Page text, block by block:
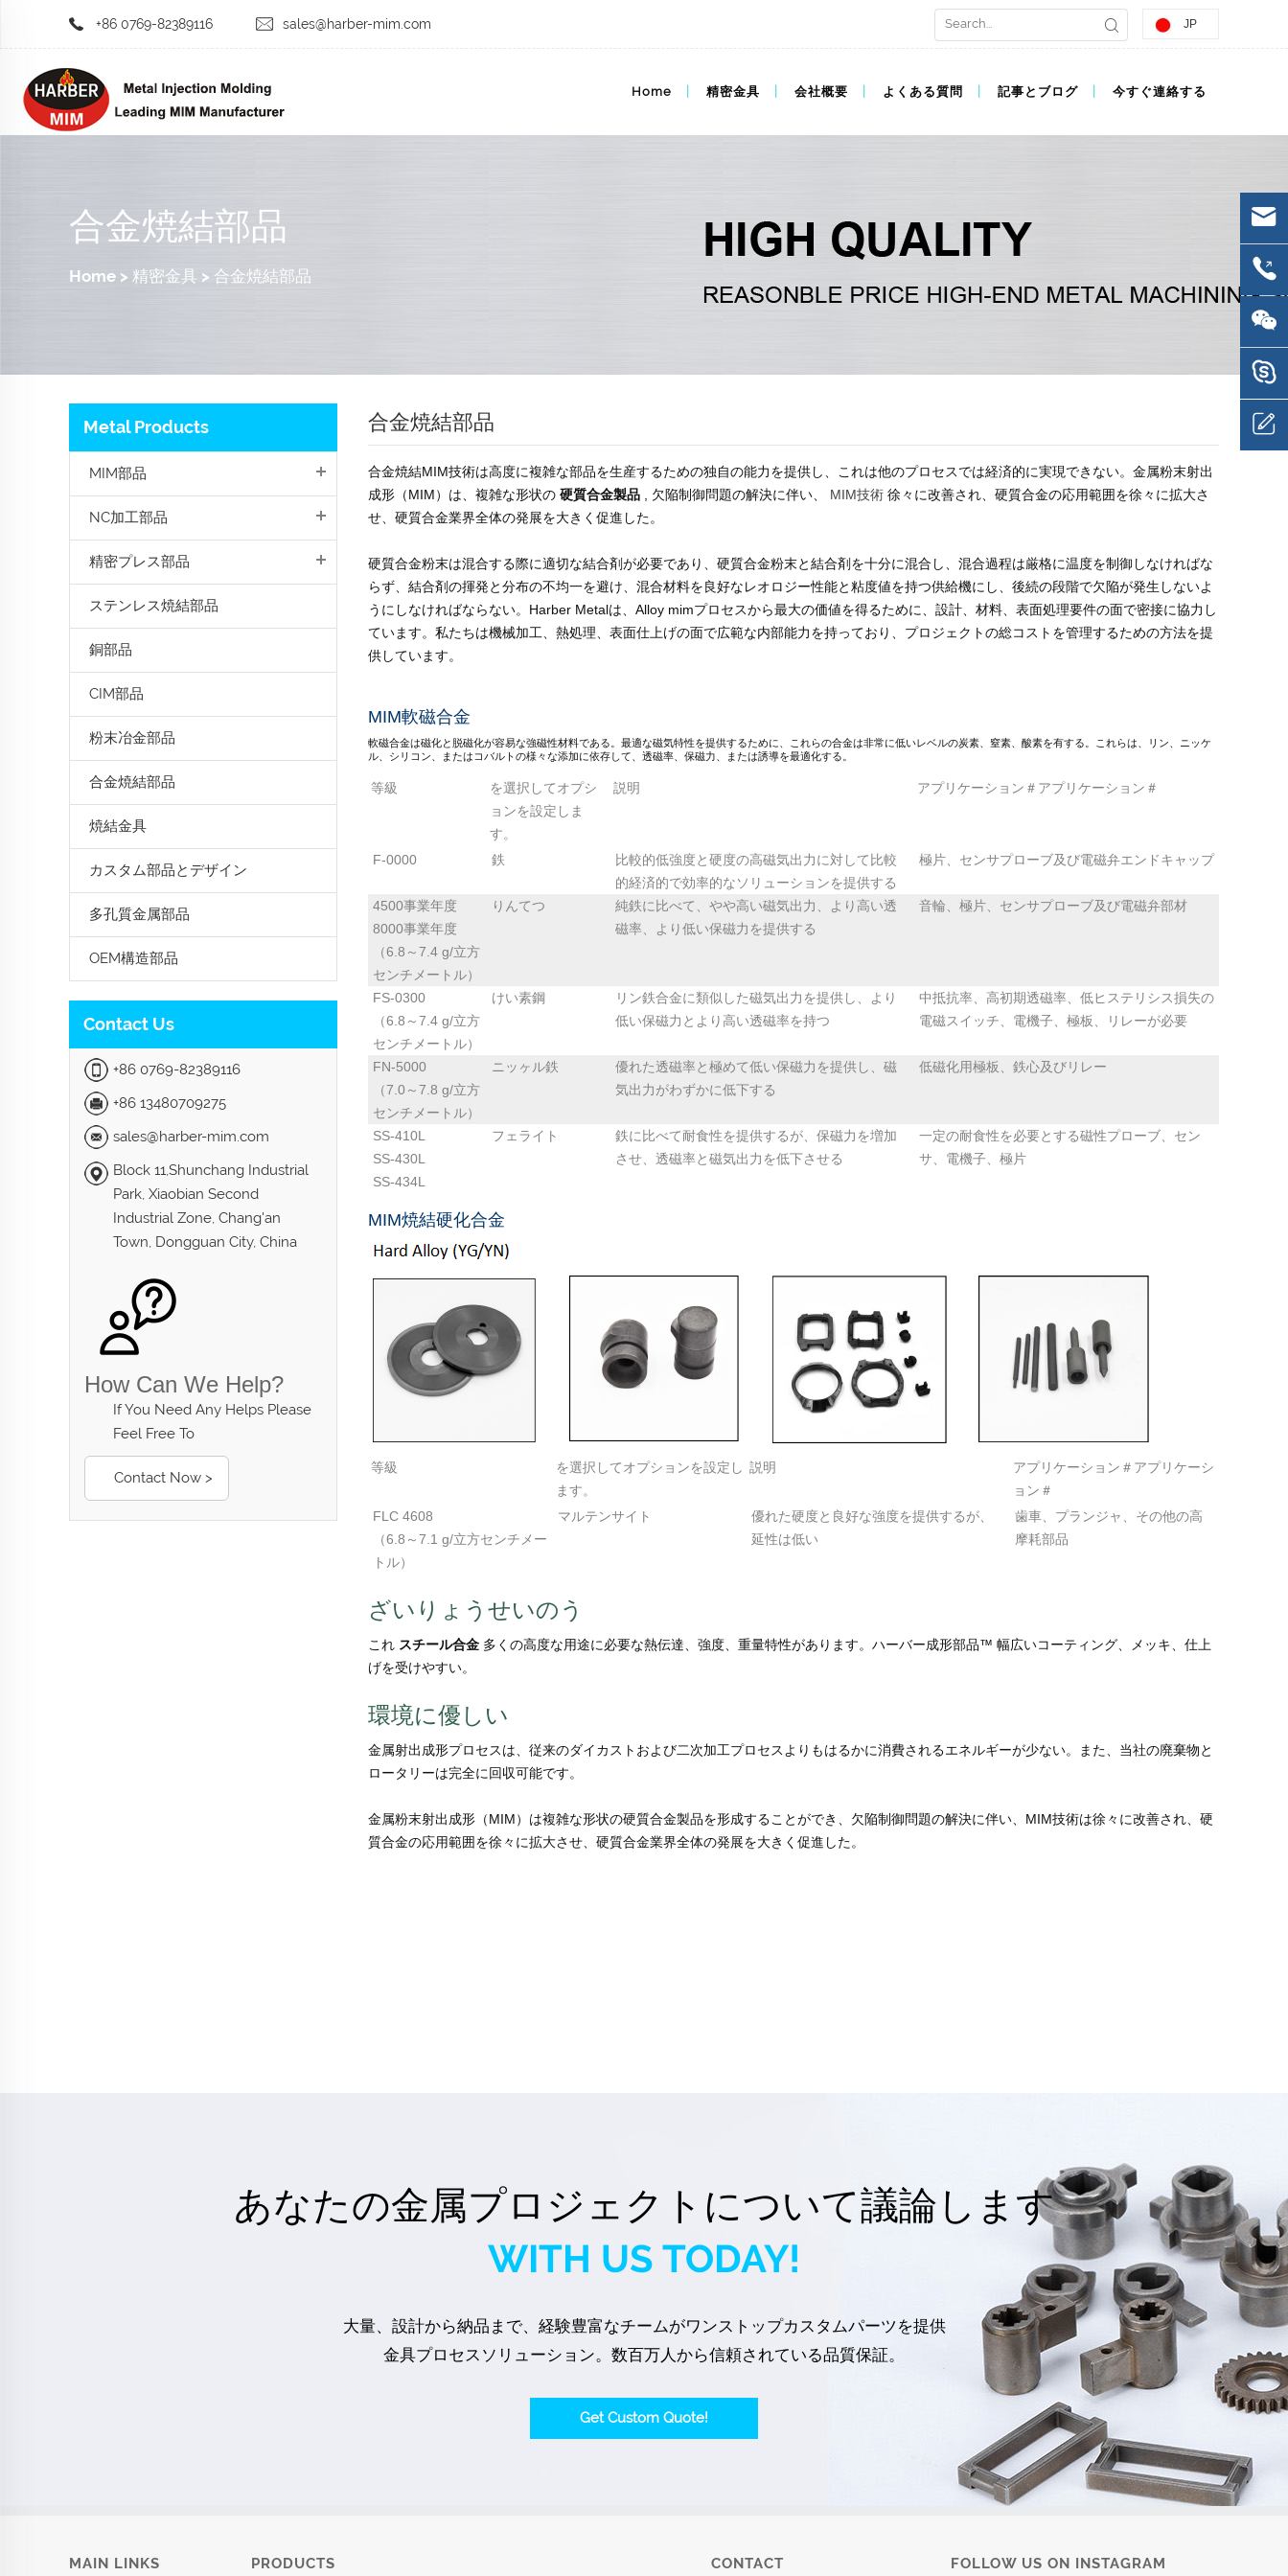
+86 0769-82389116 sales@harber-mim.com JP
Home 精密金具 会社概要 よくある質問 記事とブログ 今すぐ連絡する
合金焼結部品
Home > 精密金具 > 合金焼結部品
Metal Products
MIM部品
NC加工部品
精密プレス部品
ステンレス焼結部品
銅部品
CIM部品
粉末冶金部品
合金焼結部品
焼結金具
カスタム部品とデザイン
多孔質金属部品
OEM構造部品
Contact Us
+86 0769-82389116
+86 13480709275
sales@harber-mim.com
Block 11,Shunchang Industrial
Park, Xiaobian Second
Industrial Zone, Chang'an
Town, Dongguan City, China
How Can We Help?
If You Need Any Helps Please
Feel Free To
Contact Now >
合金焼結部品
合金焼結MIM技術は高度に複雑な部品を生産するための独自の能力を提供し、これは他のプロセスでは経済的に実現できない。金属粉末射出
成形（MIM）は、複雑な形状の 硬質合金製品 , 欠陥制御問題の解決に伴い、 MIM技術 徐々に改善され、硬質合金の応用範囲を徐々に拡大さ
せ、硬質合金業界全体の発展を大きく促進した。
硬質合金粉末は混合する際に適切な結合剤が必要であり、硬質合金粉末と結合剤を十分に混合し、混合過程は厳格に温度を制御しなければな
らず、結合剤の揮発と分布の不均一を避け、混合材料を良好なレオロジー性能と粘度値を持つ供給機にし、後続の段階で欠陥が発生しないよ
うにしなければならない。Harber Metalは、Alloy mimプロセスから最大の価値を得るために、設計、材料、表面処理要件の面で密接に協力し
ています。私たちは機械加工、熱処理、表面仕上げの面で広範な内部能力を持っており、プロジェクトの総コストを管理するための方法を提
供しています。
MIM軟磁合金
軟磁合金は磁化と脱磁化が容易な強磁性材料である。最適な磁気特性を提供するために、これらの合金は非常に低いレベルの炭素、窒素、酸素を有する。これらは、リン、ニッケ
ル、シリコン、またはコバルトの様々な添加に依存して、透磁率、保磁力、または誘導を最適化する。
等級
を選択してオプシ
ョンを設定しま
す。
説明 アプリケーション＃アプリケーション＃
F-0000 鉄
比較的低強度と硬度の高磁気出力に対して比較
的経済的で効率的なソリューションを提供する
極片、センサプローブ及び電磁弁エンドキャップ
4500事業年度
8000事業年度
（6.8～7.4 g/立方
センチメートル）
りんてつ
純鉄に比べて、やや高い磁気出力、より高い透
磁率、より低い保磁力を提供する
音輪、極片、センサプローブ及び電磁弁部材
FS-0300
（6.8～7.4 g/立方
センチメートル）
けい素鋼
リン鉄合金に類似した磁気出力を提供し、より
低い保磁力とより高い透磁率を持つ
中抵抗率、高初期透磁率、低ヒステリシス損失の
電磁スイッチ、電機子、極板、リレーが必要
FN-5000
（7.0～7.8 g/立方
センチメートル）
ニッヶル鉄
優れた透磁率と極めて低い保磁力を提供し、磁
気出力がわずかに低下する
低磁化用極板、鉄心及びリレー
SS-410L
SS-430L
SS-434L
フェライト
鉄に比べて耐食性を提供するが、保磁力を増加
させ、透磁率と磁気出力を低下させる
一定の耐食性を必要とする磁性プローブ、セン
サ、電機子、極片
MIM焼結硬化合金
等級
を選択してオプションを設定し
ます。
説明
アプリケーション＃アプリケーシ
ョン＃
FLC 4608
（6.8～7.1 g/立方センチメー
トル）
マルテンサイト
優れた硬度と良好な強度を提供するが、
延性は低い
歯車、プランジャ、その他の高
摩耗部品
ざいりょうせいのう
これ スチール合金 多くの高度な用途に必要な熱伝達、強度、重量特性があります。ハーバー成形部品™ 幅広いコーティング、メッキ、仕上
げを受けやすい。
環境に優しい
金属射出成形プロセスは、従来のダイカストおよび二次加工プロセスよりもはるかに消費されるエネルギーが少ない。また、当社の廃棄物と
ロータリーは完全に回収可能です。
金属粉末射出成形（MIM）は複雑な形状の硬質合金製品を形成することができ、欠陥制御問題の解決に伴い、MIM技術は徐々に改善され、硬
質合金の応用範囲を徐々に拡大させ、硬質合金業界全体の発展を大きく促進した。
あなたの金属プロジェクトについて議論します
WITH US TODAY!
大量、設計から納品まで、経験豊富なチームがワンストップカスタムパーツを提供
金具プロセスソリューション。数百万人から信頼されている品質保証。
Get Custom Quote!
MAIN LINKS PRODUCTS CONTACT FOLLOW US ON INSTAGRAM